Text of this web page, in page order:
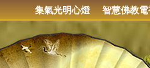
集氣光明心燈 智慧佛教電